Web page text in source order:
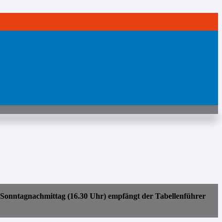
(16.30 Uhr) empfängt der Tabellenführer